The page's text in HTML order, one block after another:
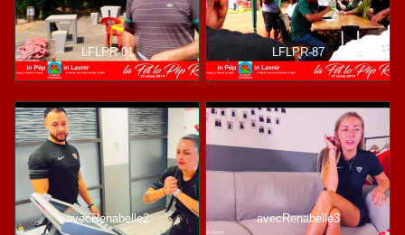
LFLPR-01 LFLPR-87
avecRenabelle2 avecRenabelle3